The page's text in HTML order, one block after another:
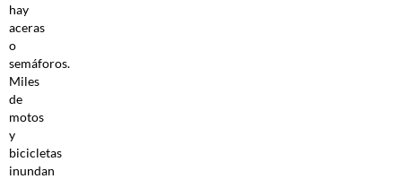
hay
aceras
o
semáforos.
Miles
de
motos
y
bicicletas
inundan